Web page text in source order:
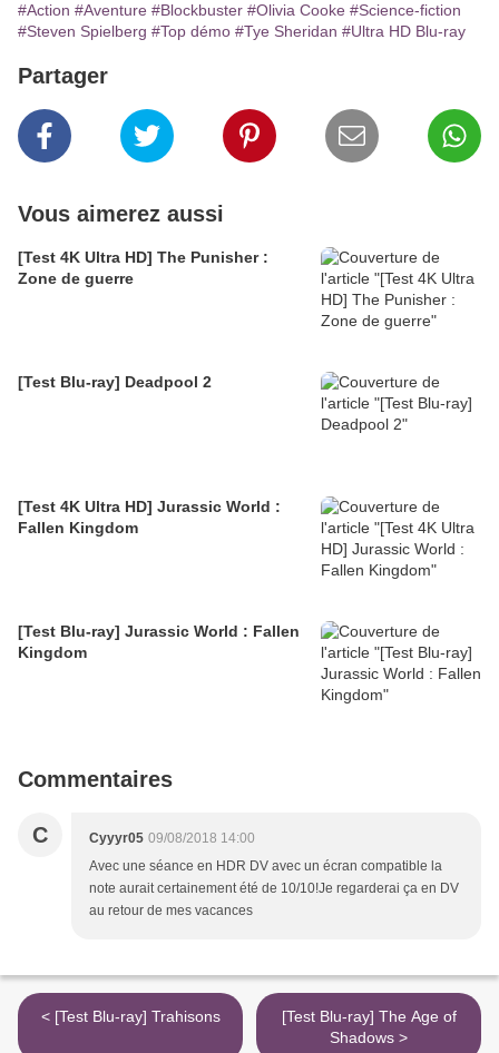
#Action #Aventure #Blockbuster #Olivia Cooke #Science-fiction
#Steven Spielberg #Top démo #Tye Sheridan #Ultra HD Blu-ray
Partager
Vous aimerez aussi
[Test 4K Ultra HD] The Punisher :
Zone de guerre
[Test Blu-ray] Deadpool 2
[Test 4K Ultra HD] Jurassic World :
Fallen Kingdom
[Test Blu-ray] Jurassic World : Fallen
Kingdom
Commentaires
C Cyyyr05 09/08/2018 14:00
Avec une séance en HDR DV avec un écran compatible la
note aurait certainement été de 10/10!Je regarderai ça en DV
au retour de mes vacances
< [Test Blu-ray] Trahisons
[Test Blu-ray] The Age of
Shadows >